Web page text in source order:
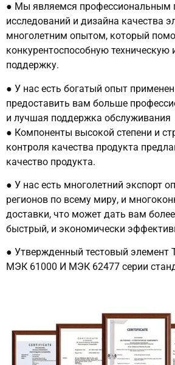
● Мы являемся профессиональным
исследований и дизайна качества
многолетним опытом, который
конкурентоспособную техническую
поддержку.
● У нас есть богатый опыт
предоставить вам больше
и лучшая поддержка обслуживания
● Компоненты высокой степени и
контроля качества продукта
качество продукта.
● У нас есть многолетний экспорт
регионов по всему миру, и
доставки, что может дать вам
быстрый, и экономически
● Утвержденный тестовый элемент
МЭК 61000 И МЭК 62477 серии